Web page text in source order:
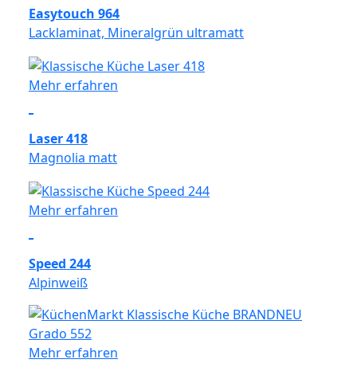
Easytouch 964
Lacklaminat, Mineralgrün ultramatt
Mehr erfahren
Laser 418
Magnolia matt
Mehr erfahren
Speed 244
Alpinweiß
Mehr erfahren